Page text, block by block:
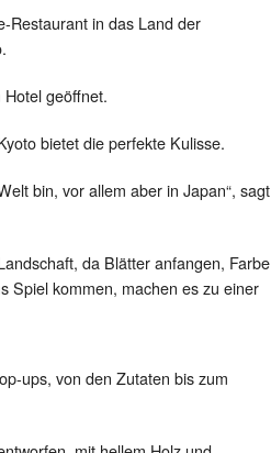
Restaurant in das Land der
geöffnet.
bietet die perfekte Kulisse.
bin, vor allem aber in Japan“, sagt
da Blätter anfangen, Farbe
Spiel kommen, machen es zu einer
ups, von den Zutaten bis zum